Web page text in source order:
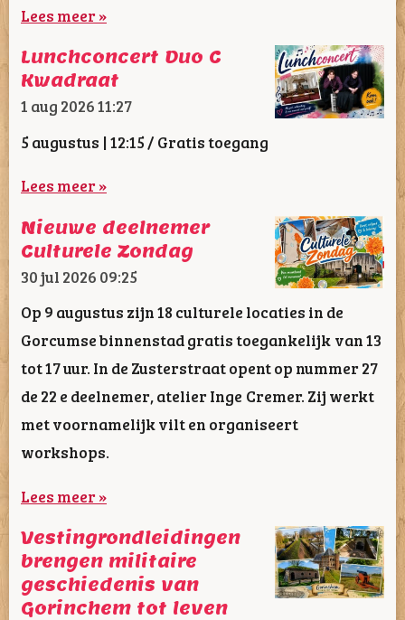
Lees meer »
Lunchconcert Duo C
Kwadraat
1 aug 202611:27
5 augustus | 12:15 / Gratis toegang
Lees meer »
Nieuwe deelnemer
Culturele Zondag
30 jul 2026 09:25
Op 9 augustus zijn 18 culturele locaties in de
Gorcumse binnenstad gratis toegankelijk van 13
tot 17 uur. In de Zusterstraat opent op nummer 27
de 22 e deelnemer, atelier Inge Cremer. Zij werkt
met voornamelijk vilt en organiseert
workshops.
Lees meer »
Vestingrondleidingen
brengen militaire
geschiedenis van
Gorinchem tot leven